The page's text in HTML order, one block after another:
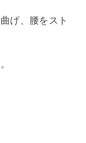
げ、腰をスト